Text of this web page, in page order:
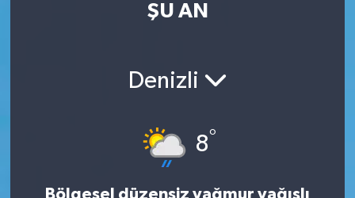
ŞU AN
Denizli
8°
Bölgesel düzensiz yağmur yağışlı